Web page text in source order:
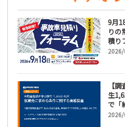
9月
りの
積り
新】
【
生
で「
休日